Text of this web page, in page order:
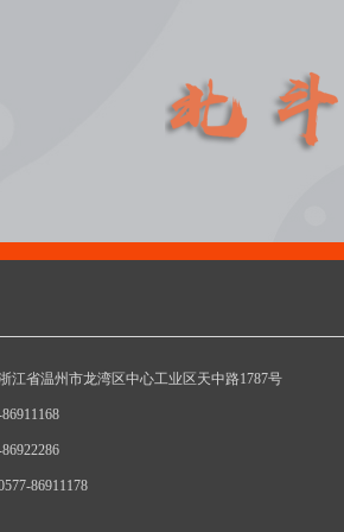
江省温州市龙湾区中心工业区天中路1787号
86911178